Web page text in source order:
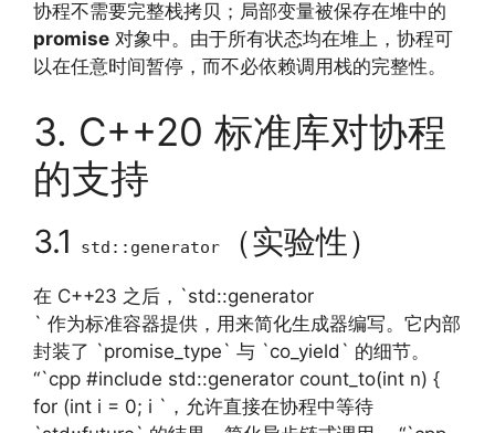
协程不需要完整栈拷贝；局部变量被保存在堆中的
promise 对象中。由于所有状态均在堆上，协程可
以在任意时间暂停，而不必依赖调用栈的完整性。
3. C++20 标准库对协程
的支持
3.1 std::generator （实验性）
在 C++23 之后，`std::generator
` 作为标准容器提供，用来简化生成器编写。它内部
封装了 `promise_type` 与 `co_yield` 的细节。
“`cpp #include std::generator count_to(int n) {
for (int i = 0; i `，允许直接在协程中等待